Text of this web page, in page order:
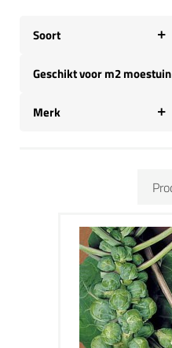
Soort
Geschikt voor m2 moestuin
Merk